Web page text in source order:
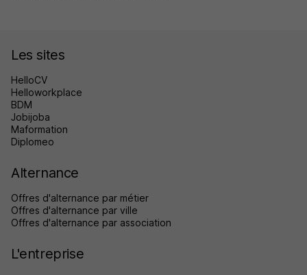
Les sites
HelloCV
Helloworkplace
BDM
Jobijoba
Maformation
Diplomeo
Alternance
Offres d'alternance par métier
Offres d'alternance par ville
Offres d'alternance par association
L'entreprise